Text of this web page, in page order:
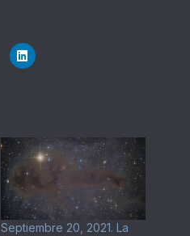
Septiembre 20, 2021. La